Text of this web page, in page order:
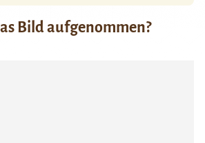
Bild aufgenommen?